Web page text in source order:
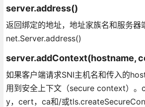
server.address()
返回绑定的地址，地址家族名和服务器
net.Server.address()
server.addContext(hostname,
如果客户端请求SNI主机名和传入的
用到安全上下文（secure context）
y，cert，ca和/或